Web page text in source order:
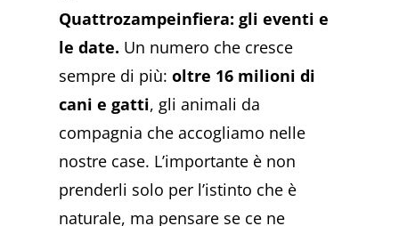
Quattrozampeinfiera: gli eventi e
le date. Un numero che cresce
sempre di più:oltre 16 milioni di
cani e gatti, gli animali da
compagnia che accogliamo nelle
nostre case. L’importante è non
prenderli solo per l’istinto che è
naturale, ma pensare se ce ne